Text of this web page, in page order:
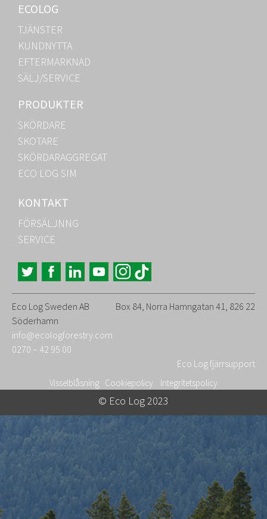
ECOLOG
TJÄNSTER
KUNDNYTTA
EFTERMARKNAD
SÄLJ/SERVICE
PRODUKTER
SKÖRDARE
SKOTARE
SKÖRDARAGGREGAT
ECO LOG SIM
KONTAKT
FÖRSÄLJNNG
SERVICE
Eco Log Sweden AB
Box 84, Norra Hamngatan 41, 826 22
Söderhamn
info@ecologforestry.com
0270 – 42 95 00
Eco Log fjärrsupport
Visselblåsning Cookiepolicy Integritetspolicy
© Eco Log 2023